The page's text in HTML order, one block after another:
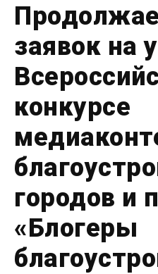
заявок на
конкурсе
городов и
«Блогеры